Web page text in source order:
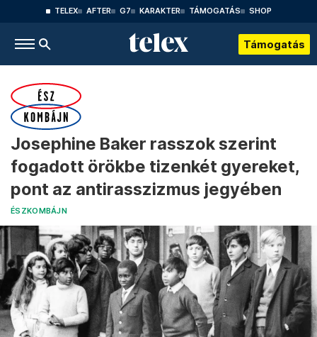
TELEX AFTER G7 KARAKTER TÁMOGATÁS SHOP
Támogatás
Josephine Baker rasszok szerint
fogadott örökbe tizenkét gyereket,
pont az antirasszizmus jegyében
ÉSZKOMBÁJN